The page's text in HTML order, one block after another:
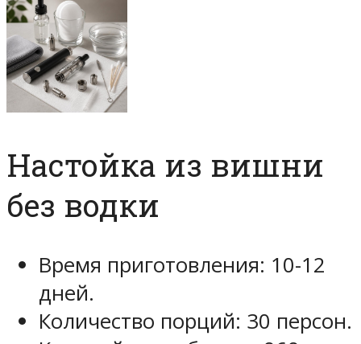
Настойка из вишни
без водки
Время приготовления: 10-12
дней.
Количество порций: 30 персон.